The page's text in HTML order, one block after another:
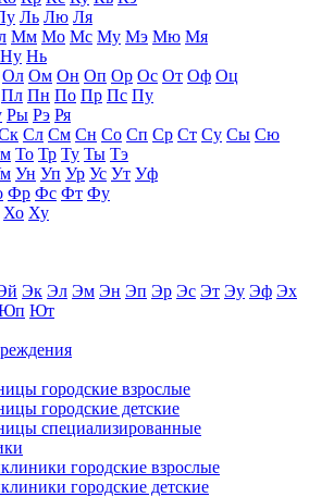
Ль Лю Ля
Мм Мо Мс Му Мэ Мю Мя
Ну Нь
Ол Ом Он Оп Ор Ос От Оф Оц
Пл Пн По Пр Пс Пу
Ры Рэ Ря
Сл См Сн Со Сп Ср Ст Су Сы Сю
То Тр Ту Ты Тэ
Ун Уп Ур Ус Ут Уф
Фр Фс Фт Фу
Хо Ху
Эк Эл Эм Эн Эп Эр Эс Эт Эу Эф Эх
Ют
городские взрослые
городские детские
специализированные
городские взрослые
городские детские